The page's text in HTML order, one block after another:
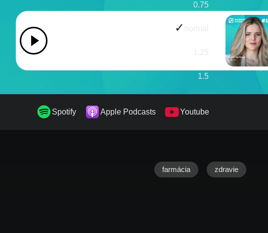
0.75
1.5
Spotify Apple Podcasts Youtube
farmácia zdravie